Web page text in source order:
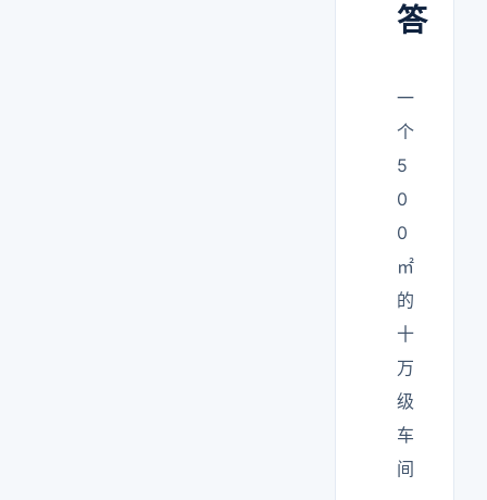
答
一
个
5
0
0
㎡
的
十
万
级
车
间